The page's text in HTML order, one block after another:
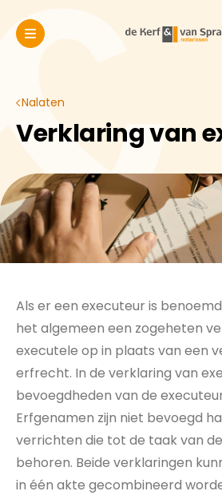
Nalaten
Verklaring van
Als er een executeur is
het algemeen een zogeheten
executele op in plaats van een
erfrecht. In de verklaring van
bevoegdheden van de
Erfgenamen zijn niet bevoegd
verrichten die tot de taak van
behoren. Beide verklaringen
in één akte gecombineerd